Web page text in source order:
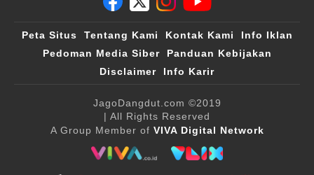
Peta Situs Tentang Kami Kontak Kami
Info Iklan
Pedoman Media Siber
Panduan Kebijakan
Disclaimer
Info Karir
JagoDangdut.com ©2019
| All Rights Reserved
A Group Member of VIVA Digital Network